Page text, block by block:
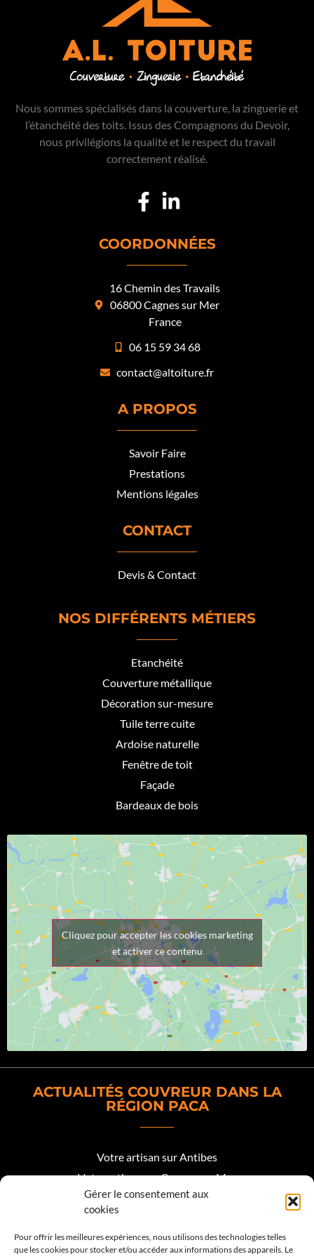
Gérer le consentement aux
cookies
Pour offrir les meilleures expériences, nous utilisons des technologies telles
que les cookies pour stocker et/ou accéder aux informations des appareils. Le
que soit la complexité du chantier – accès
anciens – nous vous garantissons une
diagnostic précis
et des conseils adaptés à votre situation.
simple : vous offrir une
, en harmonie avec le
style de votre maison et les exigences du
Nous sommes spécialisés dans la couverture, la zinguerie et
l’étanchéité des toits. Issus des Compagnons du Devoir,
nous privilégions la qualité et le respect du travail
correctement réalisé.
COORDONNÉES
16 Chemin des Travails
06800 Cagnes sur Mer
France
06 15 59 34 68
contact@altoiture.fr
A PROPOS
Savoir Faire
Prestations
Mentions légales
CONTACT
Devis & Contact
NOS DIFFÉRENTS MÉTIERS
Etanchéité
Couverture métallique
Décoration sur-mesure
Tuile terre cuite
Ardoise naturelle
Fenêtre de toit
Façade
Bardeaux de bois
Cliquez pour accepter les cookies marketing
et activer ce contenu
ACTUALITÉS COUVREUR DANS LA
RÉGION PACA
Votre artisan sur Antibes
Votre artisan sur Cagnes sur Mer
Votre artisan sur Biot